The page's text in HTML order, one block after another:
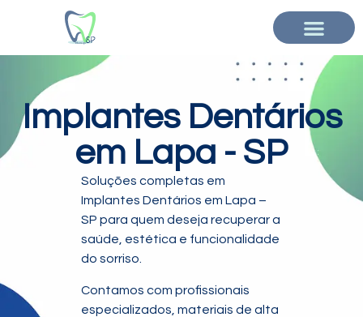
Implantes Dentários
em Lapa - SP
Soluções completas em
Implantes Dentários em Lapa –
SP para quem deseja recuperar a
saúde, estética e funcionalidade
do sorriso.
Contamos com profissionais
especializados, materiais de alta